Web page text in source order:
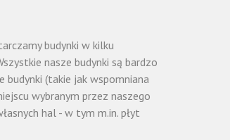
budynki w kilku
nasze budynki są bardzo
budynki (takie jak wspomniana
wybranym przez naszego
hal - w tym m.in. płyt